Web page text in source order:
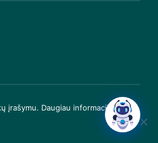
įrašymu. Daugiau informacijos apie